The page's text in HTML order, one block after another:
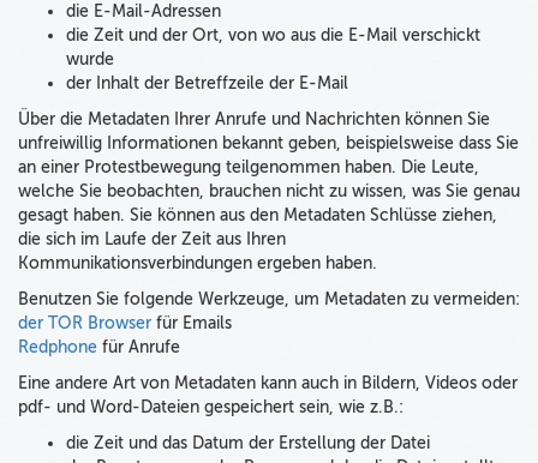
die E-Mail-Adressen
die Zeit und der Ort, von wo aus die E-Mail verschickt
wurde
der Inhalt der Betreffzeile der E-Mail
Über die Metadaten Ihrer Anrufe und Nachrichten können Sie
unfreiwillig Informationen bekannt geben, beispielsweise dass Sie
an einer Protestbewegung teilgenommen haben. Die Leute,
welche Sie beobachten, brauchen nicht zu wissen, was Sie genau
gesagt haben. Sie können aus den Metadaten Schlüsse ziehen,
die sich im Laufe der Zeit aus Ihren
Kommunikationsverbindungen ergeben haben.
Benutzen Sie folgende Werkzeuge, um Metadaten zu vermeiden:
der TOR Browser für Emails
Redphone für Anrufe
Eine andere Art von Metadaten kann auch in Bildern, Videos oder
pdf- und Word-Dateien gespeichert sein, wie z.B.:
die Zeit und das Datum der Erstellung der Datei